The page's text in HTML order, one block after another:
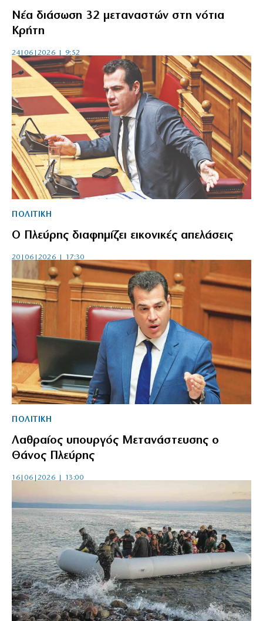
Νέα διάσωση 32 μεταναστών στη νότια
Κρήτη
24|06|2026 | 9:52
ΠΟΛΙΤΙΚΗ
Ο Πλεύρης διαφημίζει εικονικές απελάσεις
20|06|2026 | 17:30
ΠΟΛΙΤΙΚΗ
Λαθραίος υπουργός Μετανάστευσης ο
Θάνος Πλεύρης
16|06|2026 | 13:00